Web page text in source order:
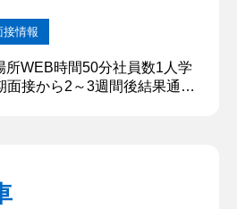
接情報
所WEB時間50分社員数1人学
面接から2～3週間後結果通知
リティによる自動配送やごみ
進めてまいりました。 学業の